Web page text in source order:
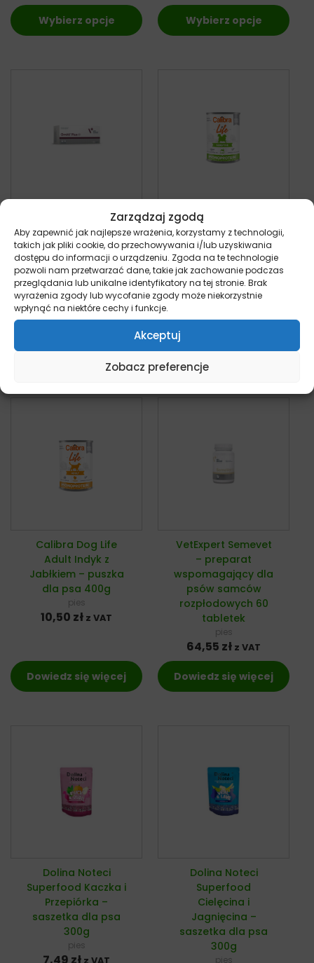
Zarządzaj zgodą
Aby zapewnić jak najlepsze wrażenia, korzystamy z technologii,
takich jak pliki cookie, do przechowywania i/lub uzyskiwania
dostępu do informacji o urządzeniu. Zgoda na te technologie
pozwoli nam przetwarzać dane, takie jak zachowanie podczas
przeglądania lub unikalne identyfikatory na tej stronie. Brak
wyrażenia zgody lub wycofanie zgody może niekorzystnie
wpłynąć na niektóre cechy i funkcje.
Akceptuj
Zobacz preferencje
Wybierz opcje Wybierz opcje
VetExpert Ornitil
Plus – preparat
wspomagający
funkcje wątroby dla
psów i kotów 30
tabletek
kot
27,95złz VAT
Dowiedz się więcej
Calibra Dog Life
Sensitive z Królikiem
– puszka dla psa
400g
pies
10,50zł z VAT
Dowiedz się więcej
Calibra Dog Life
Adult Indyk z
Jabłkiem – puszka
dla psa 400g
pies
10,50 zł z VAT
Dowiedz się więcej
VetExpert Semevet
– preparat
wspomagający dla
psów samców
rozpłodowych 60
tabletek
pies
64,55 zł z VAT
Dowiedz się więcej
Dolina Noteci
Superfood Kaczka i
Przepiórka –
saszetka dla psa
300g
pies
7,49 zł z VAT
Dolina Noteci
Superfood
Cielęcina i
Jagnięcina –
saszetka dla psa
300g
pies